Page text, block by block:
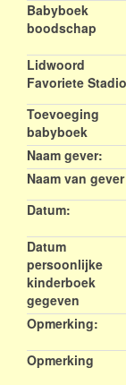
Babyboek
boodschap
Lidwoord
Favoriete
Toevoeging
babyboek
Naam gever:
Naam van gever
Datum:
Datum
persoonlijke
kinderboek
gegeven
Opmerking:
Opmerking